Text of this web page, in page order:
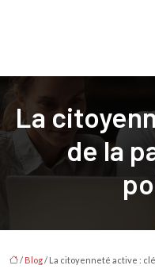
La
de la
/ Blog/ La citoyenneté active :